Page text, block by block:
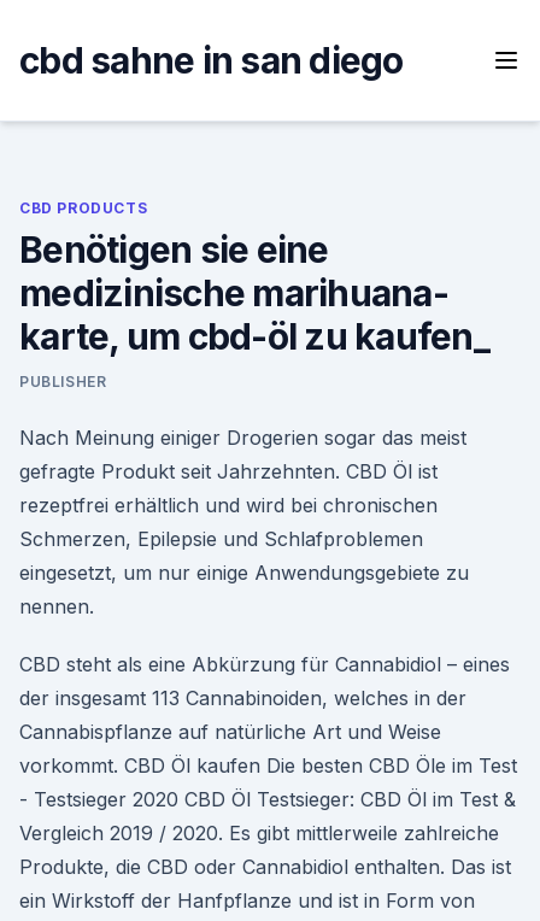
content
cbd sahne in san diego
CBD PRODUCTS
Benötigen sie eine
medizinische marihuana-
karte, um cbd-öl zu kaufen_
PUBLISHER
Nach Meinung einiger Drogerien sogar das meist
gefragte Produkt seit Jahrzehnten. CBD Öl ist
rezeptfrei erhältlich und wird bei chronischen
Schmerzen, Epilepsie und Schlafproblemen
eingesetzt, um nur einige Anwendungsgebiete zu
nennen.
CBD steht als eine Abkürzung für Cannabidiol – eines
der insgesamt 113 Cannabinoiden, welches in der
Cannabispflanze auf natürliche Art und Weise
vorkommt. CBD Öl kaufen Die besten CBD Öle im Test
- Testsieger 2020 CBD Öl Testsieger: CBD Öl im Test &
Vergleich 2019 / 2020. Es gibt mittlerweile zahlreiche
Produkte, die CBD oder Cannabidiol enthalten. Das ist
ein Wirkstoff der Hanfpflanze und ist in Form von